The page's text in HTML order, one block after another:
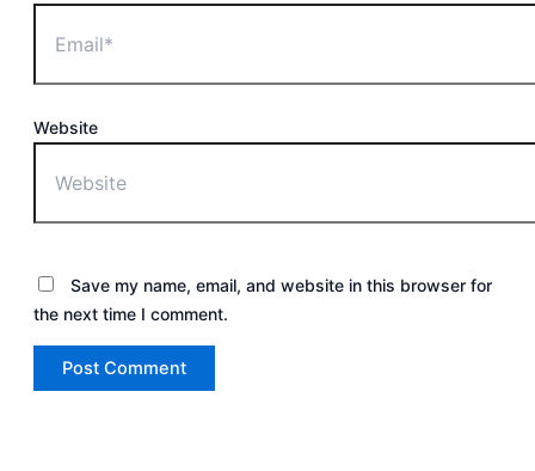
Website
Save my name, email, and website in this browser for
the next time I comment.